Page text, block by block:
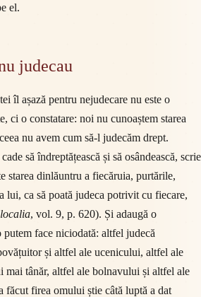
el.
judecau
îl așază pentru nejudecare nu este o
ci o constatare: noi nu cunoaștem starea
nu avem cum să-l judecăm drept.
să îndreptățească și să osândească, scrie
starea dinlăuntru a fiecăruia, purtările,
lui, ca să poată judeca potrivit cu fiecare,
, vol. 9, p. 620). Și adaugă o
putem face niciodată: altfel judecă
și altfel ale ucenicului, altfel ale
mai tânăr, altfel ale bolnavului și altfel ale
făcut firea omului știe câtă luptă a dat